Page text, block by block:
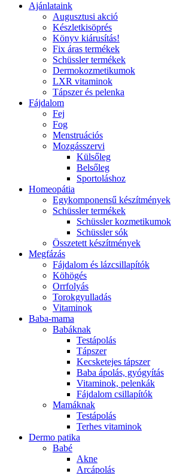
Ajánlataink
Augusztusi akció
Készletkisöprés
Könyv kiárusítás!
Fix áras termékek
Schüssler termékek
Dermokozmetikumok
LXR vitaminok
Tápszer és pelenka
Fájdalom
Fej
Fog
Menstruációs
Mozgásszervi
Külsőleg
Belsőleg
Sportoláshoz
Homeopátia
Egykomponensű készítmények
Schüssler termékek
Schüssler kozmetikumok
Schüssler sók
Összetett készítmények
Megfázás
Fájdalom és lázcsillapítók
Köhögés
Orrfolyás
Torokgyulladás
Vitaminok
Baba-mama
Babáknak
Testápolás
Tápszer
Kecsketejes tápszer
Baba ápolás, gyógyítás
Vitaminok, pelenkák
Fájdalom csillapítók
Mamáknak
Testápolás
Terhes vitaminok
Dermo patika
Babé
Akne
Arcápolás